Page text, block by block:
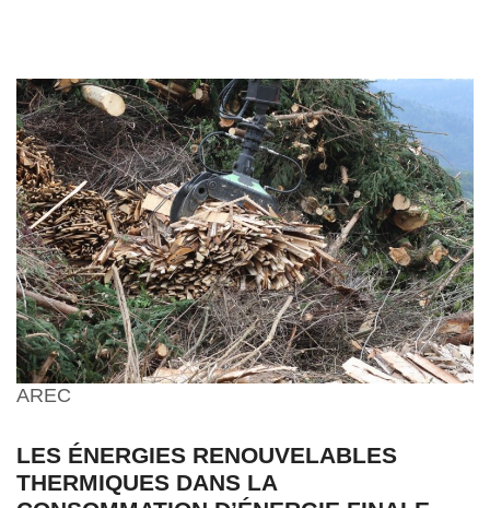
AREC
LES ÉNERGIES RENOUVELABLES
THERMIQUES DANS LA